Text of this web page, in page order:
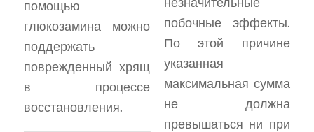
помощью
глюкозамина можно
поддержать
поврежденный хрящ
в процессе
восстановления.
побочные эффекты.
По этой причине
указанная
максимальная сумма
не должна
превышаться ни при